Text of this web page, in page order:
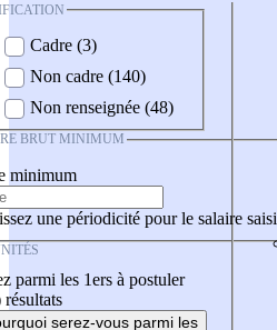
Cadre (3)
Non cadre (140)
Non renseignée (48)
BRUT MINIMUM
minimum
une périodicité pour le salaire saisi
parmi les 1ers à postuler
résultats
serez-vous parmi les